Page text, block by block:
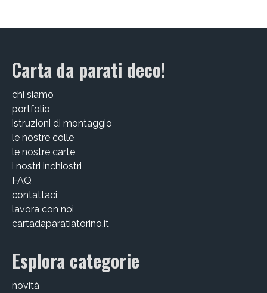
Alessandro Bulgini
Chen Li
Enrico T. De Paris
Nicolas Galtier
Victor Kastelic
Carta da parati deco!
chi siamo
portfolio
istruzioni di montaggio
le nostre colle
le nostre carte
i nostri inchiostri
FAQ
contattaci
lavora con noi
cartadaparatiatorino.it
Esplora categorie
novità